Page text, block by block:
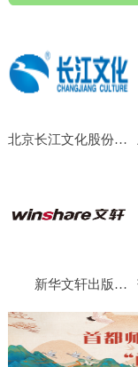
北京长江文化股份有限公司
新华文轩出版传媒股份有限公司